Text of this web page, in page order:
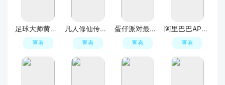
足球大师黄金一代手游
查看
凡人修仙传人界篇手游2026最新版
查看
蛋仔派对最新版
查看
阿里巴巴APP2026官方版
查看